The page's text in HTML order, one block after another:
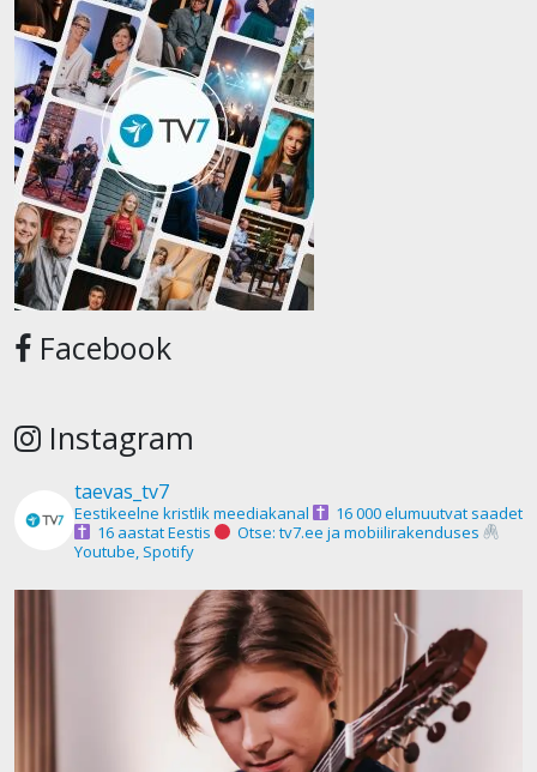
Facebook
Instagram
taevas_tv7
Eestikeelne kristlik meediakanal
16 000 elumuutvat saadet
16 aastat Eestis
Otse: tv7.ee ja mobiilirakenduses
Youtube, Spotify